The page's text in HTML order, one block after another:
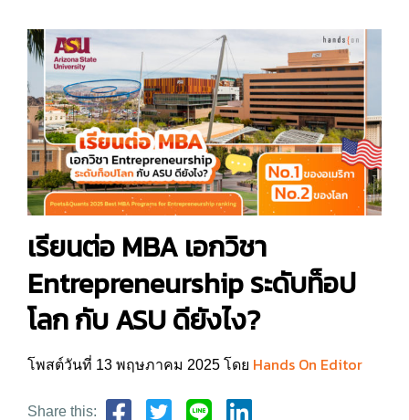
เรียนต่อ MBA เอกวิชา
Entrepreneurship ระดับท็อป
โลก กับ ASU ดียังไง?
โพสต์วันที่ 13 พฤษภาคม 2025 โดย Hands On Editor
Share this: